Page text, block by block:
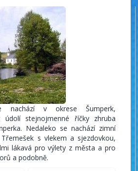
nachází v okrese Šumperk,
stejnojmenné říčky zhruba
Nedaleko se nachází zimní
s vlekem a sjezdovkou,
lákavá pro výlety z města a pro
a podobně.